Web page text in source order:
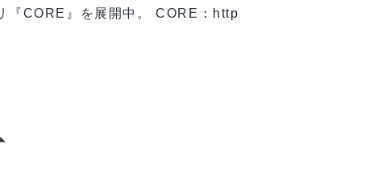
『CORE』を展開中。 CORE：http